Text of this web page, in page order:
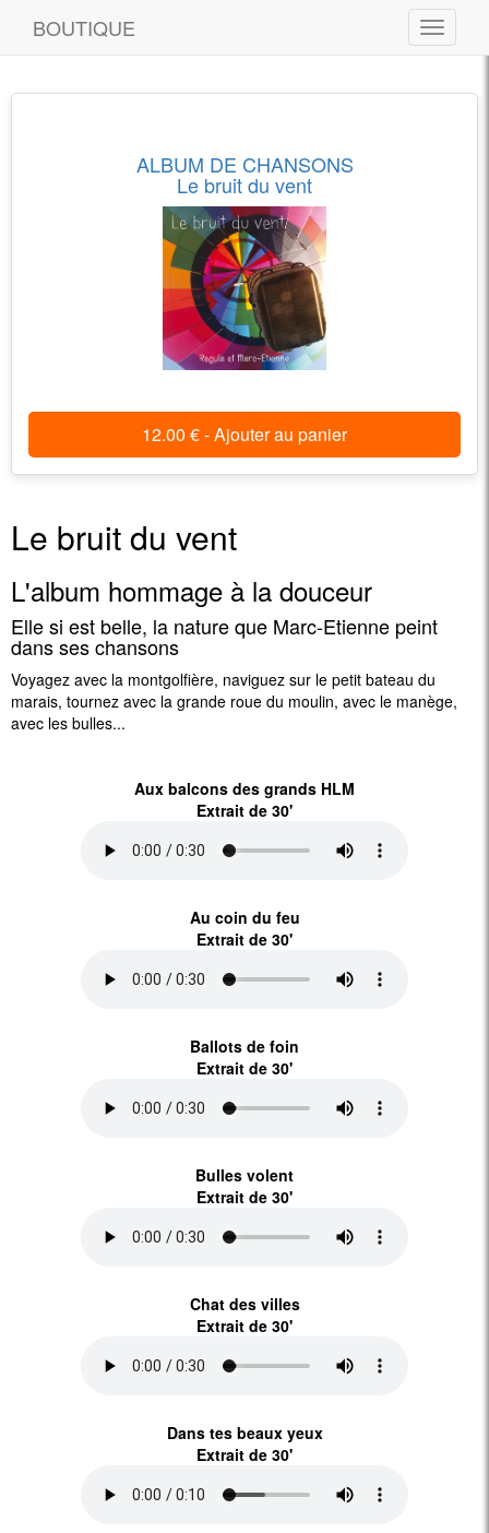
Toggle
BOUTIQUE
ALBUM DE CHANSONS
Le bruit du vent
12.00 € - Ajouter au panier
Le bruit du vent
L'album hommage à la douceur
Elle si est belle, la nature que Marc-Etienne peint
dans ses chansons
Voyagez avec la montgolfière, naviguez sur le petit bateau du
marais, tournez avec la grande roue du moulin, avec le manège,
avec les bulles...
Aux balcons des grands HLM
Extrait de 30'
Au coin du feu
Extrait de 30'
Ballots de foin
Extrait de 30'
Bulles volent
Extrait de 30'
Chat des villes
Extrait de 30'
Dans tes beaux yeux
Extrait de 30'